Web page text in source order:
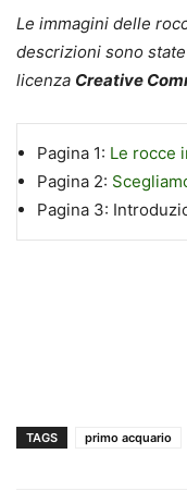
Le immagini delle
descrizioni sono
licenza Creative
Pagina 1: Le rocce
Pagina 2:
Pagina 3:
TAGS primo acquario